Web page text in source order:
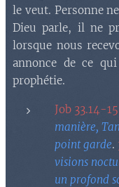
le veut. Personne
Dieu parle, il ne
lorsque nous
annonce de ce
prophétie.
Job 33.14-15
manière,
point garde.
visions
un profond